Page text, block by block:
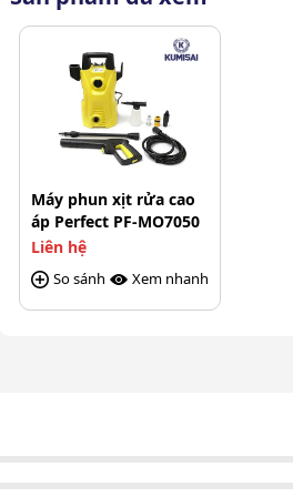
Phụ kiện theo máy
Xuất xứ
Máy phun xịt rửa cao
áp Perfect PF-MO7050
Liên hệ
So sánh Xem nhanh